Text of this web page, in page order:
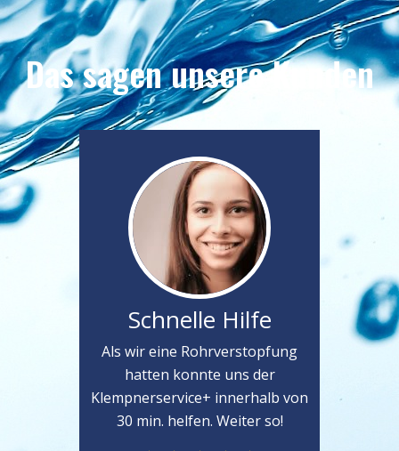
Das sagen unsere Kunden
Schnelle Hilfe
Als wir eine Rohrverstopfung
hatten konnte uns der
Klempnerservice+ innerhalb von
30 min. helfen. Weiter so!